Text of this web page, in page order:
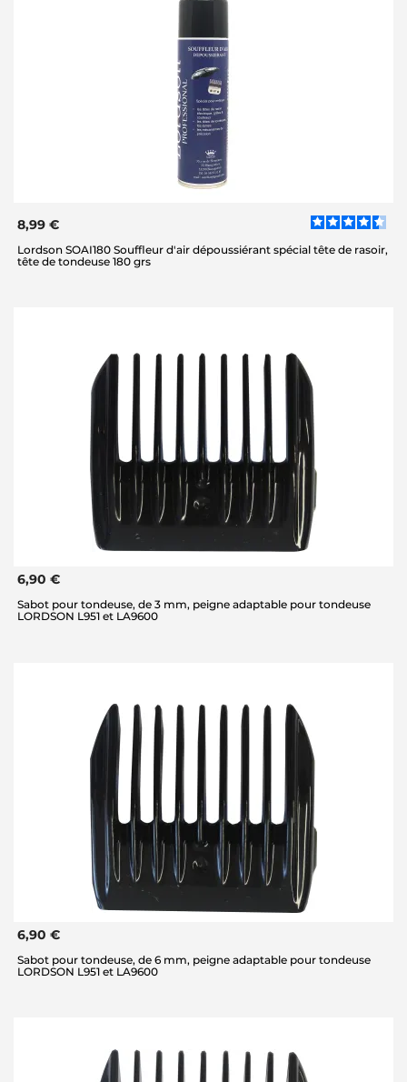
8,99 €
Lordson SOAI180 Souffleur d'air dépoussiérant spécial tête de rasoir,
tête de tondeuse 180 grs
6,90 €
Sabot pour tondeuse, de 3 mm, peigne adaptable pour tondeuse
LORDSON L951 et LA9600
6,90 €
Sabot pour tondeuse, de 6 mm, peigne adaptable pour tondeuse
LORDSON L951 et LA9600